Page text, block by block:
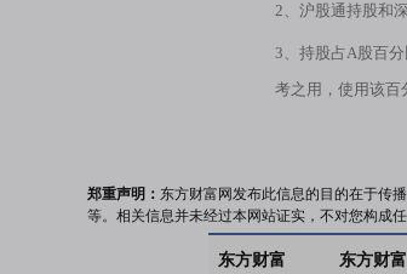
2、沪股通持股和
3、持股占A股百
考之用，使用该百
郑重声明： 东方财富网发布此信息的目的在于传
等。相关信息并未经过本网站证实，不对您构成
东方财富 东方财